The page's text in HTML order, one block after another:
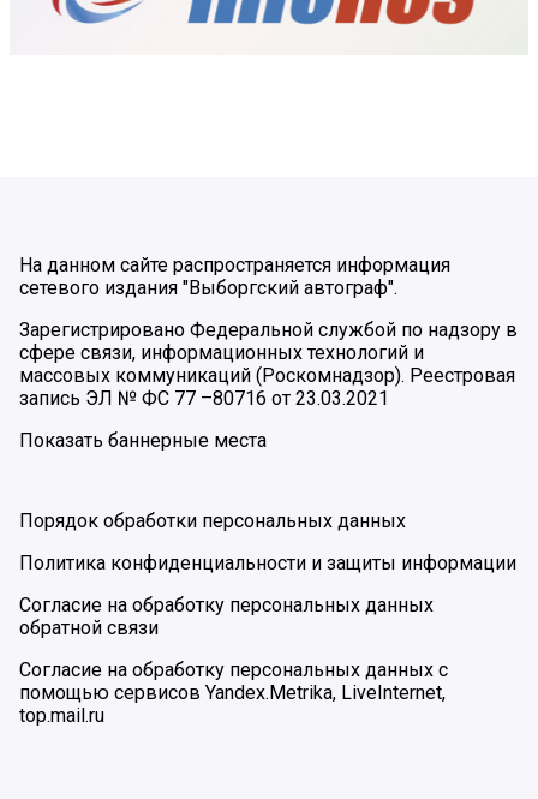
На данном сайте распространяется информация
сетевого издания "Выборгский автограф".
Зарегистрировано Федеральной службой по надзору в
сфере связи, информационных технологий и
массовых коммуникаций (Роскомнадзор). Реестровая
запись ЭЛ № ФС 77 –80716 от 23.03.2021
Показать баннерные места
Порядок обработки персональных данных
Политика конфиденциальности и защиты информации
Согласие на обработку персональных данных
обратной связи
Согласие на обработку персональных данных с
помощью сервисов Yandex.Metrika, LiveInternet,
top.mail.ru